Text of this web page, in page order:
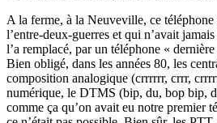
A la ferme, à la Neuveville, ce
l’entre-deux-guerres et qui n’avait
l’a remplacé, par un téléphone «
Bien obligé, dans les années 80, les
composition analogique (crrrrrr, crrr,
numérique, le DTMS (bip, du, bop bip,
comme ça qu’on avait eu notre premier